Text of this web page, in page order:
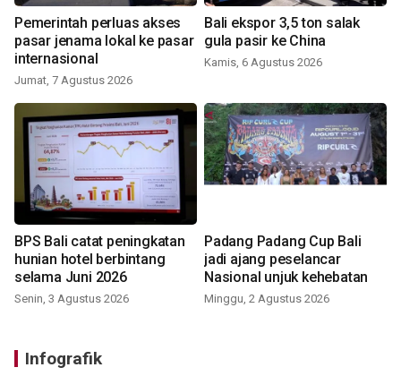
Pemerintah perluas akses
pasar jenama lokal ke pasar
internasional
Jumat, 7 Agustus 2026
Bali ekspor 3,5 ton salak
gula pasir ke China
Kamis, 6 Agustus 2026
BPS Bali catat peningkatan
hunian hotel berbintang
selama Juni 2026
Senin, 3 Agustus 2026
Padang Padang Cup Bali
jadi ajang peselancar
Nasional unjuk kehebatan
Minggu, 2 Agustus 2026
Infografik